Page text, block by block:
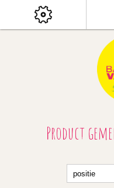
Product